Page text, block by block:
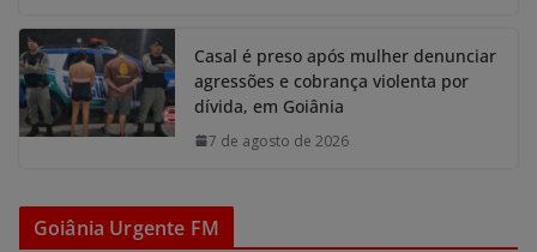
Casal é preso após mulher denunciar
agressões e cobrança violenta por
dívida, em Goiânia
7 de agosto de 2026
Goiânia Urgente FM